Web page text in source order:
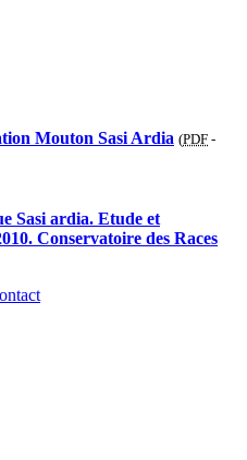
Mouton Sasi Ardia (PDF -
Sasi ardia. Etude et
Conservatoire des Races